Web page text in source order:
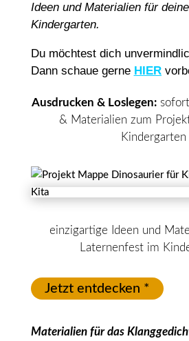
Ideen und Materialien für
Kindergarten.
Du möchtest dich
Dann schaue gerne HIER
Ausdrucken & Loslegen:sofort
& Materialien zum
Kindergarten
einzigartige Ideen und
Laternenfest im
Jetzt entdecken *
Materialien für das